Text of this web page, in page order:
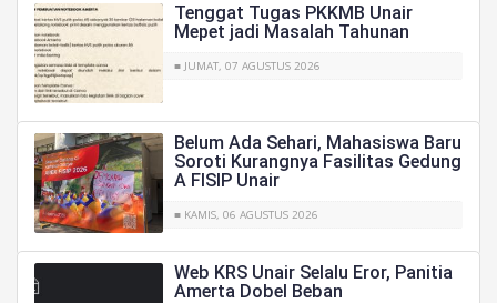
Tenggat Tugas PKKMB Unair
Mepet jadi Masalah Tahunan
■ JUMAT, 07 AGUSTUS 2026
Belum Ada Sehari, Mahasiswa Baru
Soroti Kurangnya Fasilitas Gedung
A FISIP Unair
■ KAMIS, 06 AGUSTUS 2026
Web KRS Unair Selalu Eror, Panitia
Amerta Dobel Beban